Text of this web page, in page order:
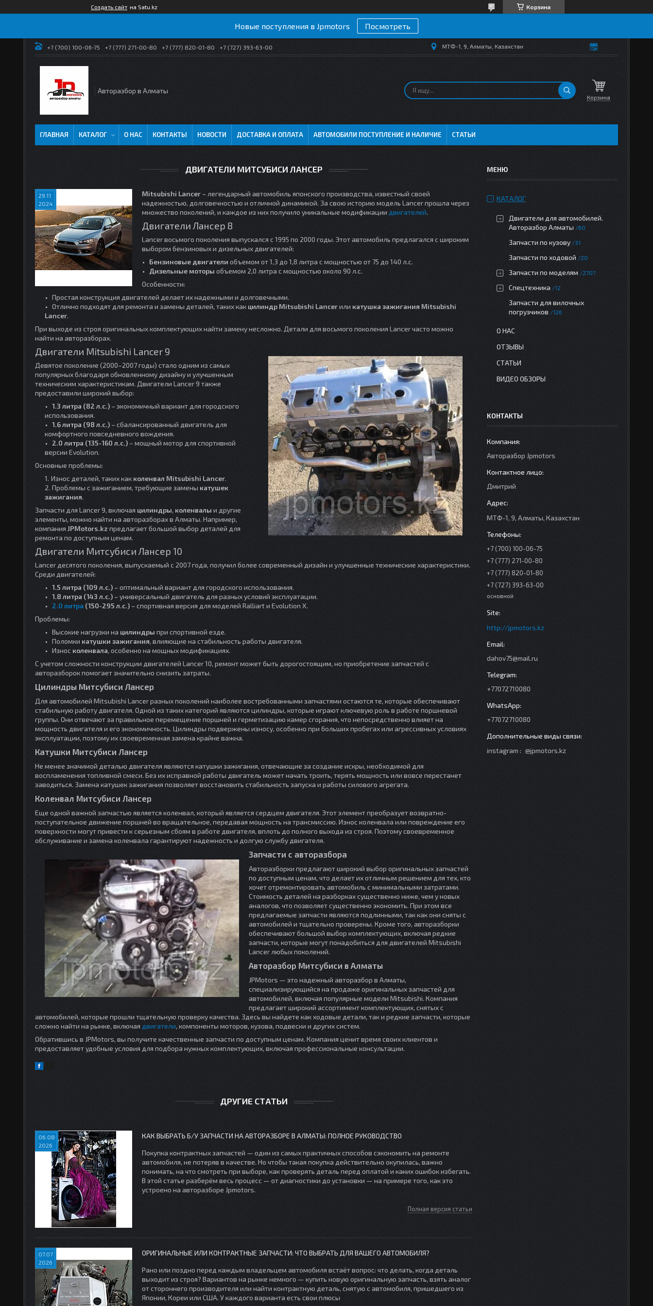
Создать сайт на Satu.kz Корзина
Новые поступления в Jpmotors Посмотреть
+7 (700) 100-06-75 +7 (777) 271-00-80 +7 (777) 820-01-80 +7 (727) 393-63-00 МТФ-1, 9, Алматы, Казахстан
Авторазбор в Алматы
Корзина
ГЛАВНАЯ КАТАЛОГ О НАС КОНТАКТЫ НОВОСТИ ДОСТАВКА И ОПЛАТА АВТОМОБИЛИ ПОСТУПЛЕНИЕ И НАЛИЧИЕ СТАТЬИ
ДВИГАТЕЛИ МИТСУБИСИ ЛАНСЕР
29.11
2024
Mitsubishi Lancer – легендарный автомобиль японского производства, известный своей
надежностью, долговечностью и отличной динамикой. За свою историю модель Lancer прошла через
множество поколений, и каждое из них получило уникальные модификации двигателей.
Двигатели Лансер 8
Lancer восьмого поколения выпускался с 1995 по 2000 годы. Этот автомобиль предлагался с широким
выбором бензиновых и дизельных двигателей:
Бензиновые двигатели объемом от 1,3 до 1,8 литра с мощностью от 75 до 140 л.с.
Дизельные моторы объемом 2,0 литра с мощностью около 90 л.с.
Особенности:
Простая конструкция двигателей делает их надежными и долговечными.
Отлично подходят для ремонта и замены деталей, таких как цилиндр Mitsubishi Lancerили катушка зажигания Mitsubishi
Lancer.
При выходе из строя оригинальных комплектующих найти замену несложно. Детали для восьмого поколения Lancer часто можно
найти на авторазборах.
Двигатели Mitsubishi Lancer 9
Девятое поколение (2000–2007 годы) стало одним из самых
популярных благодаря обновленному дизайну и улучшенным
техническим характеристикам. Двигатели Lancer 9 также
предоставили широкий выбор:
1.3 литра (82 л.с.) – экономичный вариант для городского
использования.
1.6 литра (98 л.с.) – сбалансированный двигатель для
комфортного повседневного вождения.
2.0 литра (135-160 л.с.) – мощный мотор для спортивной
версии Evolution.
Основные проблемы:
Износ деталей, таких как коленвал Mitsubishi Lancer.
Проблемы с зажиганием, требующие замены катушек
зажигания.
Запчасти для Lancer 9, включая цилиндры, коленвалы и другие
элементы, можно найти на авторазборах в Алматы. Например,
компания JPMotors.kz предлагает большой выбор деталей для
ремонта по доступным ценам.
Двигатели Митсубиси Лансер 10
Lancer десятого поколения, выпускаемый с 2007 года, получил более современный дизайн и улучшенные технические характеристики.
Среди двигателей:
1.5 литра (109 л.с.) – оптимальный вариант для городского использования.
1.8 литра (143 л.с.) – универсальный двигатель для разных условий эксплуатации.
2.0 литра (150-295 л.с.) – спортивная версия для моделей Ralliart и Evolution X.
Проблемы:
Высокие нагрузки на цилиндры при спортивной езде.
Поломки катушки зажигания, влияющие на стабильность работы двигателя.
Износ коленвала, особенно на мощных модификациях.
С учетом сложности конструкции двигателей Lancer 10, ремонт может быть дорогостоящим, но приобретение запчастей с
авторазборок помогает значительно снизить затраты.
Цилиндры Митсубиси Лансер
Для автомобилей Mitsubishi Lancer разных поколений наиболее востребованными запчастями остаются те, которые обеспечивают
стабильную работу двигателя. Одной из таких категорий являются цилиндры, которые играют ключевую роль в работе поршневой
группы. Они отвечают за правильное перемещение поршней и герметизацию камер сгорания, что непосредственно влияет на
мощность двигателя и его экономичность. Цилиндры подвержены износу, особенно при больших пробегах или агрессивных условиях
эксплуатации, поэтому их своевременная замена крайне важна.
Катушки Митсубиси Лансер
Не менее значимой деталью двигателя являются катушки зажигания, отвечающие за создание искры, необходимой для
воспламенения топливной смеси. Без их исправной работы двигатель может начать троить, терять мощность или вовсе перестанет
заводиться. Замена катушек зажигания позволяет восстановить стабильность запуска и работы силового агрегата.
Коленвал Митсубиси Лансер
Еще одной важной запчастью является коленвал, который является сердцем двигателя. Этот элемент преобразует возвратно-
поступательное движение поршней во вращательное, передавая мощность на трансмиссию. Износ коленвала или повреждение его
поверхности могут привести к серьезным сбоям в работе двигателя, вплоть до полного выхода из строя. Поэтому своевременное
обслуживание и замена коленвала гарантируют надежность и долгую службу двигателя.
Запчасти с авторазбора
Авторазборки предлагают широкий выбор оригинальных запчастей
по доступным ценам, что делает их отличным решением для тех, кто
хочет отремонтировать автомобиль с минимальными затратами.
Стоимость деталей на разборках существенно ниже, чем у новых
аналогов, что позволяет существенно экономить. При этом все
предлагаемые запчасти являются подлинными, так как они сняты с
автомобилей и тщательно проверены. Кроме того, авторазборки
обеспечивают большой выбор комплектующих, включая редкие
запчасти, которые могут понадобиться для двигателей Mitsubishi
Lancer любых поколений.
Авторазбор Митсубиси в Алматы
JPMotors — это надежный авторазбор в Алматы,
специализирующийся на продаже оригинальных запчастей для
автомобилей, включая популярные модели Mitsubishi. Компания
предлагает широкий ассортимент комплектующих, снятых с
автомобилей, которые прошли тщательную проверку качества. Здесь вы найдете как ходовые детали, так и редкие запчасти, которые
сложно найти на рынке, включая двигатели, компоненты моторов, кузова, подвески и других систем.
Обратившись в JPMotors, вы получите качественные запчасти по доступным ценам. Компания ценит время своих клиентов и
предоставляет удобные условия для подбора нужных комплектующих, включая профессиональные консультации.
ДРУГИЕ СТАТЬИ
06.08
2026
КАК ВЫБРАТЬ Б/У ЗАПЧАСТИ НА АВТОРАЗБОРЕ В АЛМАТЫ: ПОЛНОЕ РУКОВОДСТВО
Покупка контрактных запчастей — один из самых практичных способов сэкономить на ремонте
автомобиля, не потеряв в качестве. Но чтобы такая покупка действительно окупилась, важно
понимать, на что смотреть при выборе, как проверять деталь перед оплатой и каких ошибок избегать.
В этой статье разберём весь процесс — от диагностики до установки — на примере того, как это
устроено на авторазборе Jpmotors.
Полная версия статьи
07.07
2026
ОРИГИНАЛЬНЫЕ ИЛИ КОНТРАКТНЫЕ ЗАПЧАСТИ: ЧТО ВЫБРАТЬ ДЛЯ ВАШЕГО АВТОМОБИЛЯ?
Рано или поздно перед каждым владельцем автомобиля встаёт вопрос: что делать, когда деталь
выходит из строя? Вариантов на рынке немного — купить новую оригинальную запчасть, взять аналог
от стороннего производителя или найти контрактную деталь, снятую с автомобиля, пришедшего из
Японии, Кореи или США. У каждого варианта есть свои плюсы
КАТАЛОГ
Двигатели для автомобилей.
Авторазбор Алматы
60
Запчасти по кузову 31
Запчасти по ходовой 20
Запчасти по моделям 2707
Спецтехника 12
Запчасти для вилочных
погрузчиков
126
О НАС
ОТЗЫВЫ
СТАТЬИ
ВИДЕО ОБЗОРЫ
КОНТАКТЫ
Авторазбор Jpmotors
Дмитрий
МТФ-1, 9, Алматы, Казахстан
+7 (700) 100-06-75
+7 (777) 271-00-80
+7 (777) 820-01-80
+7 (727) 393-63-00
основной
http://jpmotors.kz
dahov75@mail.ru
+77072710080
+77072710080
instagram @jpmotors.kz